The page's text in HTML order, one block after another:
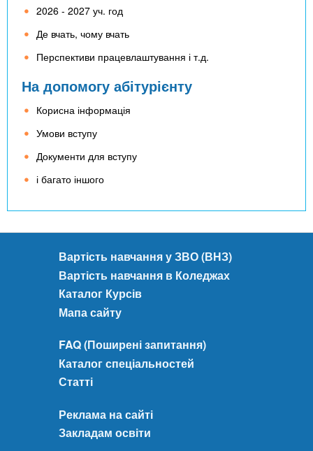
2026 - 2027 уч. год
Де вчать, чому вчать
Перспективи працевлаштування і т.д.
На допомогу абітурієнту
Корисна інформація
Умови вступу
Документи для вступу
і багато іншого
Вартість навчання у ЗВО (ВНЗ)
Вартість навчання в Коледжах
Каталог Курсів
Мапа сайту
FAQ (Поширені запитання)
Каталог спеціальностей
Статті
Реклама на сайті
Закладам освіти